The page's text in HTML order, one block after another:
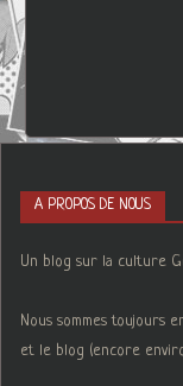
A PROPOS DE NOUS
Un blog sur la culture
Nous sommes toujours
et le blog (encore